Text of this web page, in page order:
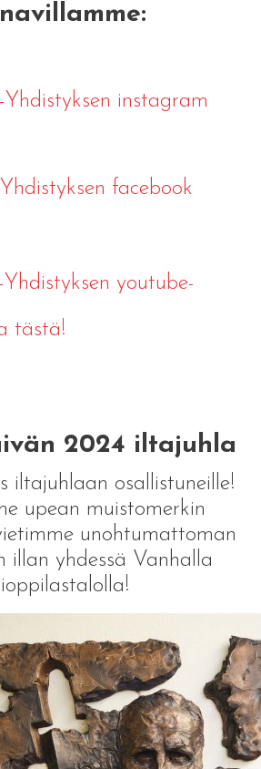
instagram
facebook
youtube-
tästä!
2024 iltajuhla
iltajuhlaan osallistuneille!
upean muistomerkin
unohtumattoman
illan yhdessä Vanhalla